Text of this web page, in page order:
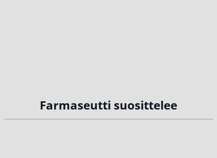
Farmaseutti suosittelee